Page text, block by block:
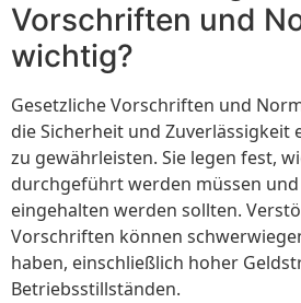
Vorschriften und
wichtig?
Gesetzliche Vorschriften und
die Sicherheit und Zuverlässigkeit
zu gewährleisten. Sie legen fest,
durchgeführt werden müssen
eingehalten werden sollten.
Vorschriften können
haben, einschließlich hoher
Betriebsstillständen.